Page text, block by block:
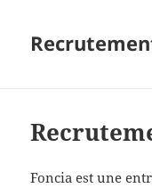
Foncia est une